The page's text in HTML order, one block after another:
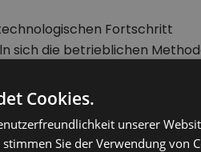
Fortschritt
sich die betrieblichen
Cookies.
unserer
Sie der Verwendung von